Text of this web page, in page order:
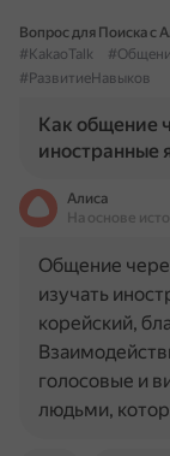
Вопрос для Поиска с
#KakaoTalk
#РазвитиеНавыков
Как общение
иностранные
Алиса
На основе
Общение
изучать
корейский,
голосовые и
людьми,